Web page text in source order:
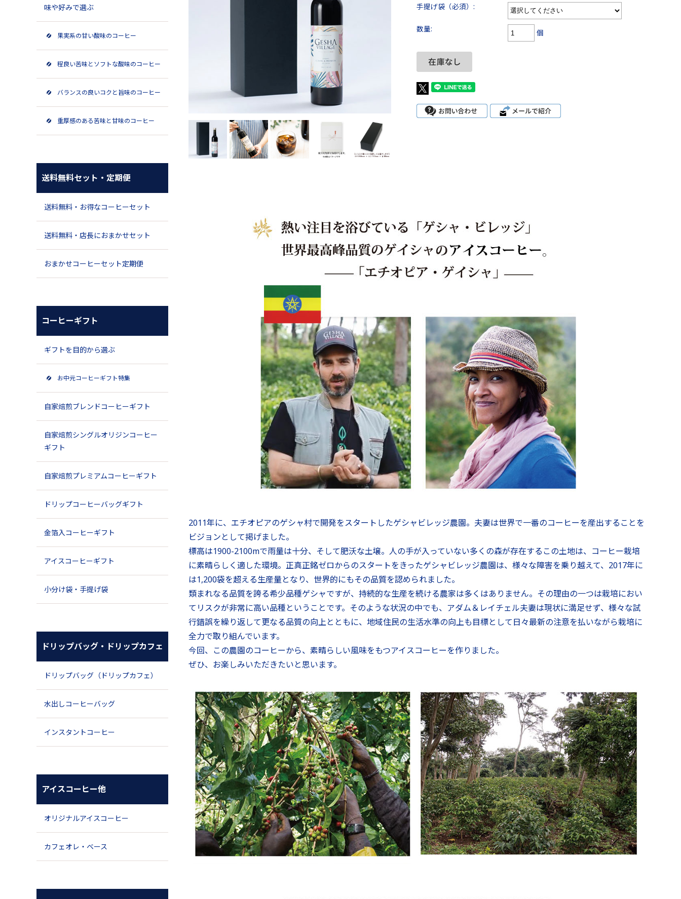
手提げ袋（必須）:
数量: 個
2011年に、エチオピアのゲシャ村で開発をスタートしたゲシャビレッジ農園。夫妻は世界で一番のコーヒーを産出することを
ビジョンとして掲げました。
標高は1900-2100mで雨量は十分、そして肥沃な土壌。人の手が入っていない多くの森が存在するこの土地は、コーヒー栽培
に素晴らしく適した環境。正真正銘ゼロからのスタートをきったゲシャビレッジ農園は、様々な障害を乗り越えて、2017年に
は1,200袋を超える生産量となり、世界的にもその品質を認められました。
類まれなる品質を誇る希少品種ゲシャですが、持続的な生産を続ける農家は多くはありません。その理由の一つは栽培におい
てリスクが非常に高い品種ということです。そのような状況の中でも、アダム＆レイチェル夫妻は現状に満足せず、様々な試
行錯誤を繰り返して更なる品質の向上とともに、地域住民の生活水準の向上も目標として日々最新の注意を払いながら栽培に
全力で取り組んでいます。
今回、この農園のコーヒーから、素晴らしい風味をもつアイスコーヒーを作りました。
ぜひ、お楽しみいただきたいと思います。
味や好みで選ぶ
果実系の甘い酸味のコーヒー
程良い苦味とソフトな酸味のコーヒー
バランスの良いコクと旨味のコーヒー
重厚感のある苦味と甘味のコーヒー
送料無料セット・定期便
送料無料・お得なコーヒーセット
送料無料・店長におまかせセット
おまかせコーヒーセット定期便
コーヒーギフト
ギフトを目的から選ぶ
お中元コーヒーギフト特集
自家焙煎ブレンドコーヒーギフト
自家焙煎シングルオリジンコーヒー
ギフト
自家焙煎プレミアムコーヒーギフト
ドリップコーヒーバッグギフト
金箔入コーヒーギフト
アイスコーヒーギフト
小分け袋・手提げ袋
ドリップバッグ・ドリップカフェ
ドリップバッグ（ドリップカフェ）
水出しコーヒーバッグ
インスタントコーヒー
アイスコーヒー他
オリジナルアイスコーヒー
カフェオレ・ベース